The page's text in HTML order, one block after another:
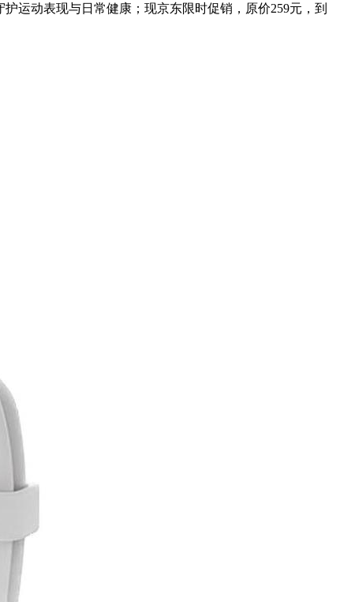
运动表现与日常健康；现京东限时促销，原价259元，到